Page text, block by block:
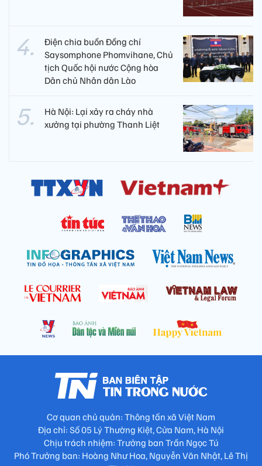
Điện chia buồn Đồng chí
Saysomphone Phomvihane, Chủ
tịch Quốc hội nước Cộng hòa
Dân chủ Nhân dân Lào
Hà Nội: Lại xảy ra cháy nhà
xưởng tại phường Thanh Liệt
Cơ quan chủ quản: Thông tấn xã Việt Nam
Địa chỉ: Số 05 Lý Thường Kiệt, Cửa Nam, Hà Nội
Chịu trách nhiệm: Trưởng ban Trần Ngọc Tú
Phó Trưởng ban: Hoàng Như Hoa, Nguyễn Văn Nhật, Lê Thị